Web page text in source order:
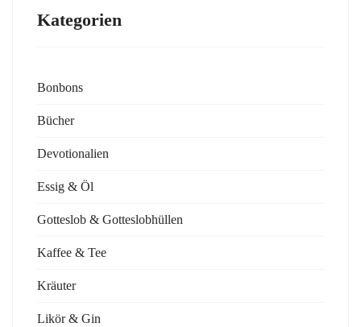
Kategorien
Bonbons
Bücher
Devotionalien
Essig & Öl
Gotteslob & Gotteslobhüllen
Kaffee & Tee
Kräuter
Likör & Gin